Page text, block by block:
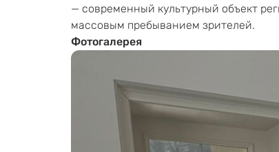
— современный культурный объект
массовым пребыванием зрителей.
Фотогалерея